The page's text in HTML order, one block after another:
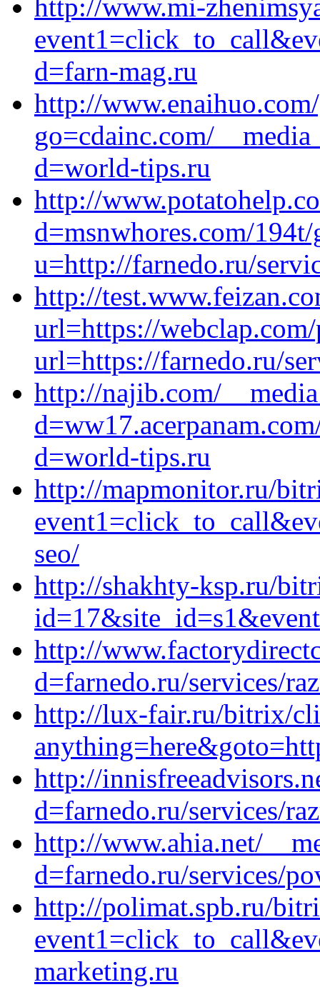
http://www.mi-
d=farn-mag.ru
http://
go=cdainc.com/
d=world-tips.ru
http://
d=msnwhores.com/194t/
u=http://farnedo.ru/
http://
url=https://
url=https://farnedo.ru/
http://najib.com/
d=world-tips.ru
http://mapmonitor.ru/
seo/
http://shakhty-ksp.ru/
http://
d=farnedo.ru/services/
http://lux-fair.ru/bitrix/
http://
d=farnedo.ru/services/
http://www.ahia.net/
d=farnedo.ru/services/
http://polimat.spb.ru/
marketing.ru